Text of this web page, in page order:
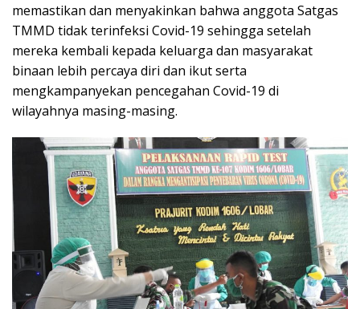
memastikan dan menyakinkan bahwa anggota Satgas
TMMD tidak terinfeksi Covid-19 sehingga setelah
mereka kembali kepada keluarga dan masyarakat
binaan lebih percaya diri dan ikut serta
mengkampanyekan pencegahan Covid-19 di
wilayahnya masing-masing.